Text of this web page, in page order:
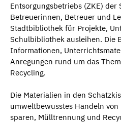
Entsorgungsbetriebs (ZKE)
Betreuerinnen, Betreuer und
Stadtbibliothek für Projekte,
Schulbibliothek ausleihen. Die
Informationen,
Anregungen rund um das
Recycling.
Die Materialien in den
umweltbewusstes Handeln
sparen, Mülltrennung und